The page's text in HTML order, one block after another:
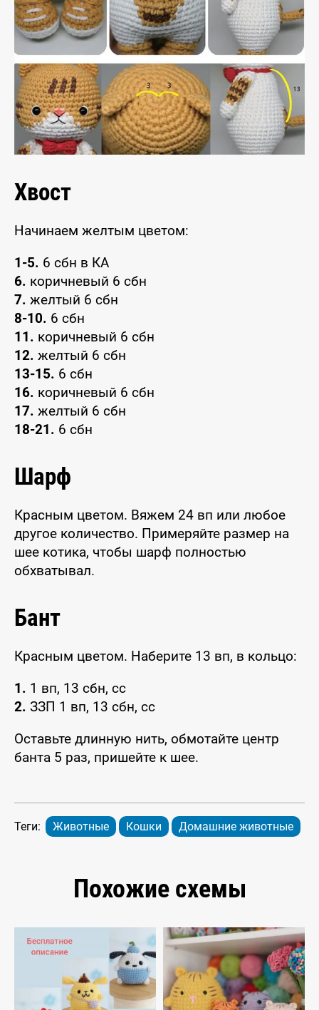
Хвост
Начинаем желтым цветом:
1-5. 6 сбн в КА
6. коричневый 6 сбн
7. желтый 6 сбн
8-10. 6 сбн
11. коричневый 6 сбн
12. желтый 6 сбн
13-15. 6 сбн
16. коричневый 6 сбн
17. желтый 6 сбн
18-21. 6 сбн
Шарф
Красным цветом. Вяжем 24 вп или любое
другое количество. Примеряйте размер на
шее котика, чтобы шарф полностью
обхватывал.
Бант
Красным цветом. Наберите 13 вп, в кольцо:
1. 1 вп, 13 сбн, сс
2. ЗЗП 1 вп, 13 сбн, сс
Оставьте длинную нить, обмотайте центр
банта 5 раз, пришейте к шее.
Теги: Животные Кошки Домашние животные
Похожие схемы